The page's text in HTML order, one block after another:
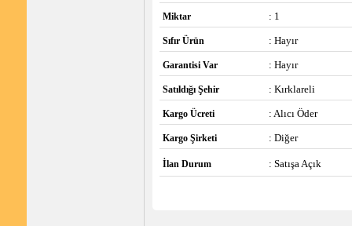
Miktar : 1
Sıfır Ürün : Hayır
Garantisi Var : Hayır
Satıldığı Şehir : Kırklareli
Kargo Ücreti : Alıcı Öder
Kargo Şirketi : Diğer
İlan Durum : Satışa Açık